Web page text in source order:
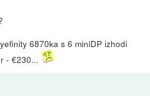
6870ka s 6 miniDP izhodi
- €230...